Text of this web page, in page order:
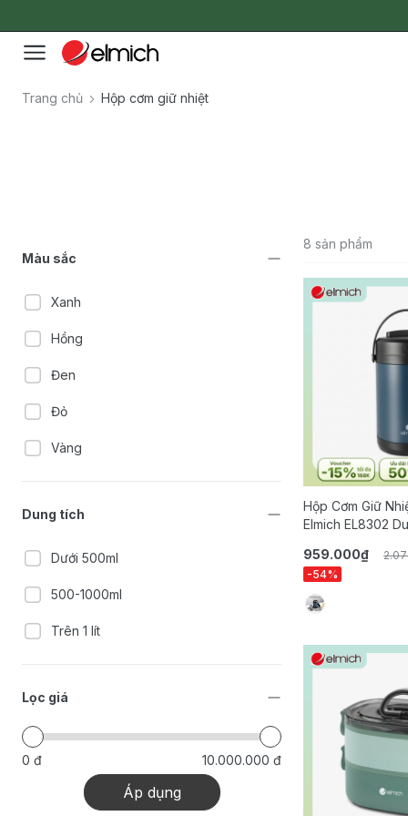
Trang chủ Hộp cơm giữ nhiệt
8 sản phẩm
Hộp Cơm Giữ
Elmich EL8302
959.000₫
-54%
Màu sắc
Xanh
Hồng
Đen
Đỏ
Vàng
Dung tích
Dưới 500ml
500-1000ml
Trên 1 lít
Lọc giá
0 đ 10.000.000 đ
Áp dụng